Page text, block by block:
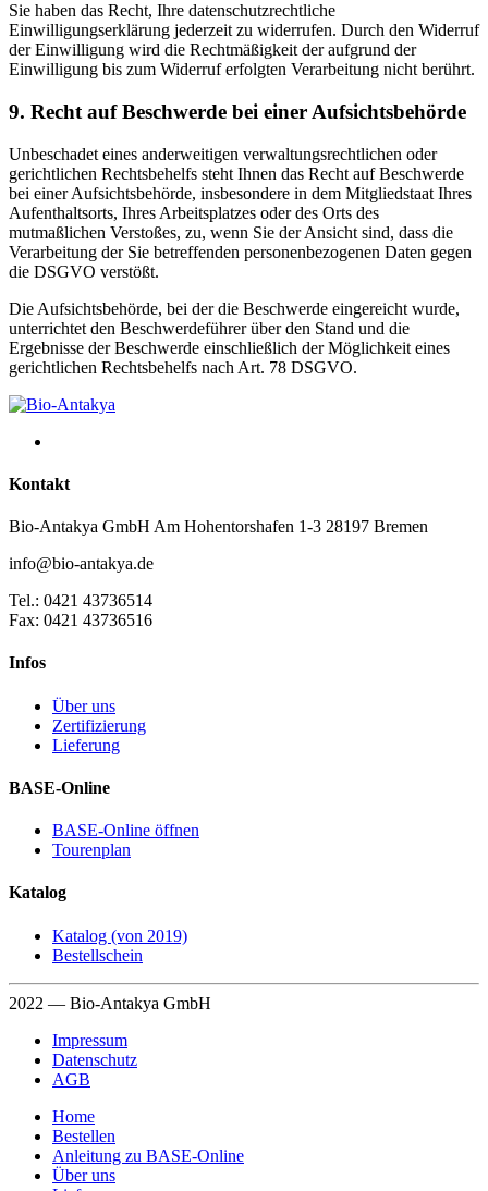
Sie haben das Recht, Ihre datenschutzrechtliche
Einwilligungserklärung jederzeit zu widerrufen. Durch den Widerruf
der Einwilligung wird die Rechtmäßigkeit der aufgrund der
Einwilligung bis zum Widerruf erfolgten Verarbeitung nicht berührt.
9. Recht auf Beschwerde bei einer Aufsichtsbehörde
Unbeschadet eines anderweitigen verwaltungsrechtlichen oder
gerichtlichen Rechtsbehelfs steht Ihnen das Recht auf Beschwerde
bei einer Aufsichtsbehörde, insbesondere in dem Mitgliedstaat Ihres
Aufenthaltsorts, Ihres Arbeitsplatzes oder des Orts des
mutmaßlichen Verstoßes, zu, wenn Sie der Ansicht sind, dass die
Verarbeitung der Sie betreffenden personenbezogenen Daten gegen
die DSGVO verstößt.
Die Aufsichtsbehörde, bei der die Beschwerde eingereicht wurde,
unterrichtet den Beschwerdeführer über den Stand und die
Ergebnisse der Beschwerde einschließlich der Möglichkeit eines
gerichtlichen Rechtsbehelfs nach Art. 78 DSGVO.
Kontakt
Bio-Antakya GmbH Am Hohentorshafen 1-3 28197 Bremen
info@bio-antakya.de
Tel.: 0421 43736514
Fax: 0421 43736516
Infos
Über uns
Zertifizierung
Lieferung
BASE-Online
BASE-Online öffnen
Tourenplan
Katalog
Katalog (von 2019)
Bestellschein
2022 — Bio-Antakya GmbH
Impressum
Datenschutz
AGB
Home
Bestellen
Anleitung zu BASE-Online
Über uns